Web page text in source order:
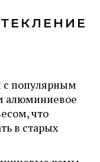
с популярным
алюминиевое
что
в старых